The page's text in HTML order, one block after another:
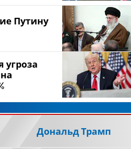
Путину
угроза
Дональд Трамп